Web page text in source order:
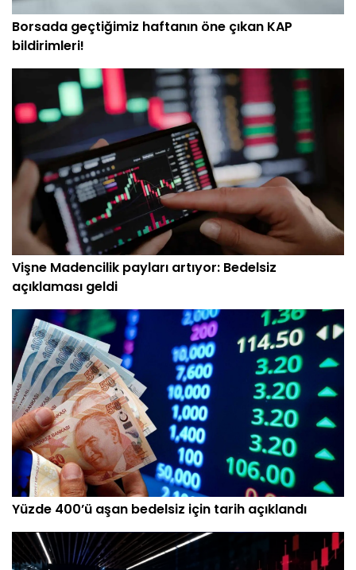
Borsada geçtiğimiz haftanın öne çıkan KAP
bildirimleri!
Vişne Madencilik payları artıyor: Bedelsiz
açıklaması geldi
Yüzde 400’ü aşan bedelsiz için tarih açıklandı